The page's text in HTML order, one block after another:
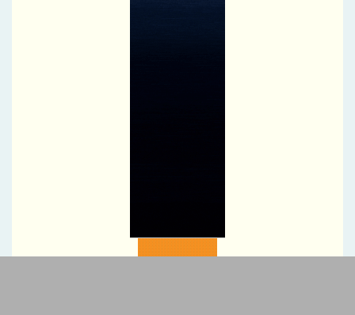
پیام مدیرعامل شرکت صنعت فولاد شادگان به مناسبت روز خبرنگار